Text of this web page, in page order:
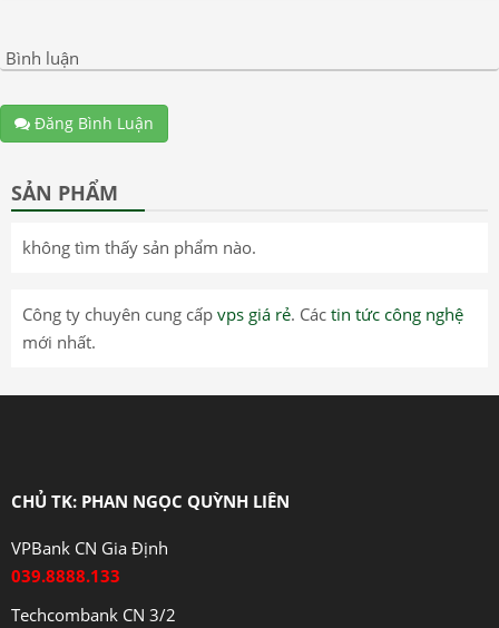
Bình luận
Đăng Bình Luận
SẢN PHẨM
không tìm thấy sản phẩm nào.
Công ty chuyên cung cấp vps giá rẻ. Các tin tức công nghệ
mới nhất.
CHỦ TK: PHAN NGỌC QUỲNH LIÊN
VPBank CN Gia Định
039.8888.133
Techcombank CN 3/2